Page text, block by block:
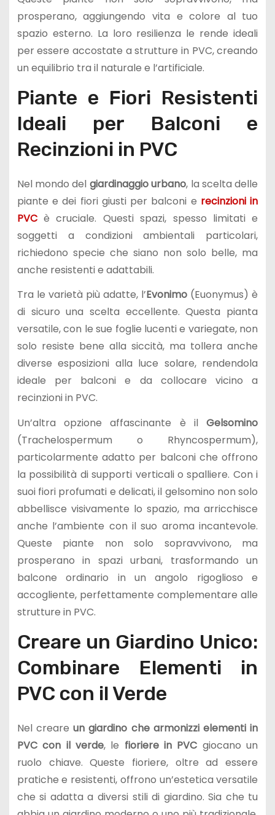
prosperano, aggiungendo vita e colore al tuo
spazio esterno. La loro resilienza le rende ideali
per essere accostate a strutture in PVC, creando
un equilibrio tra il naturale e l’artificiale.
Piante e Fiori Resistenti
Ideali per Balconi e
Recinzioni in PVC
Nel mondo del giardinaggio urbano, la scelta delle
piante e dei fiori giusti per balconi e recinzioni in
PVCè cruciale. Questi spazi, spesso limitati e
soggetti a condizioni ambientali particolari,
richiedono specie che siano non solo belle, ma
anche resistenti e adattabili.
Tra le varietà più adatte, l’Evonimo (Euonymus) è
di sicuro una scelta eccellente. Questa pianta
versatile, con le sue foglie lucenti e variegate, non
solo resiste bene alla siccità, ma tollera anche
diverse esposizioni alla luce solare, rendendola
ideale per balconi e da collocare vicino a
recinzioni in PVC.
Un’altra opzione affascinante è ilGelsomino
(Trachelospermum o Rhyncospermum),
particolarmente adatto per balconi che offrono
la possibilità di supporti verticali o spalliere. Con i
suoi fiori profumati e delicati, il gelsomino non solo
abbellisce visivamente lo spazio, ma arricchisce
anche l’ambiente con il suo aroma incantevole.
Queste piante non solo sopravvivono, ma
prosperano in spazi urbani, trasformando un
balcone ordinario in un angolo rigoglioso e
accogliente, perfettamente complementare alle
strutture in PVC.
Creare un Giardino Unico:
Combinare Elementi in
PVC con il Verde
Nel creareun giardino che armonizzi elementi in
PVC con il verde, le fioriere in PVC giocano un
ruolo chiave. Queste fioriere, oltre ad essere
pratiche e resistenti, offrono un’estetica versatile
che si adatta a diversi stili di giardino. Sia che tu